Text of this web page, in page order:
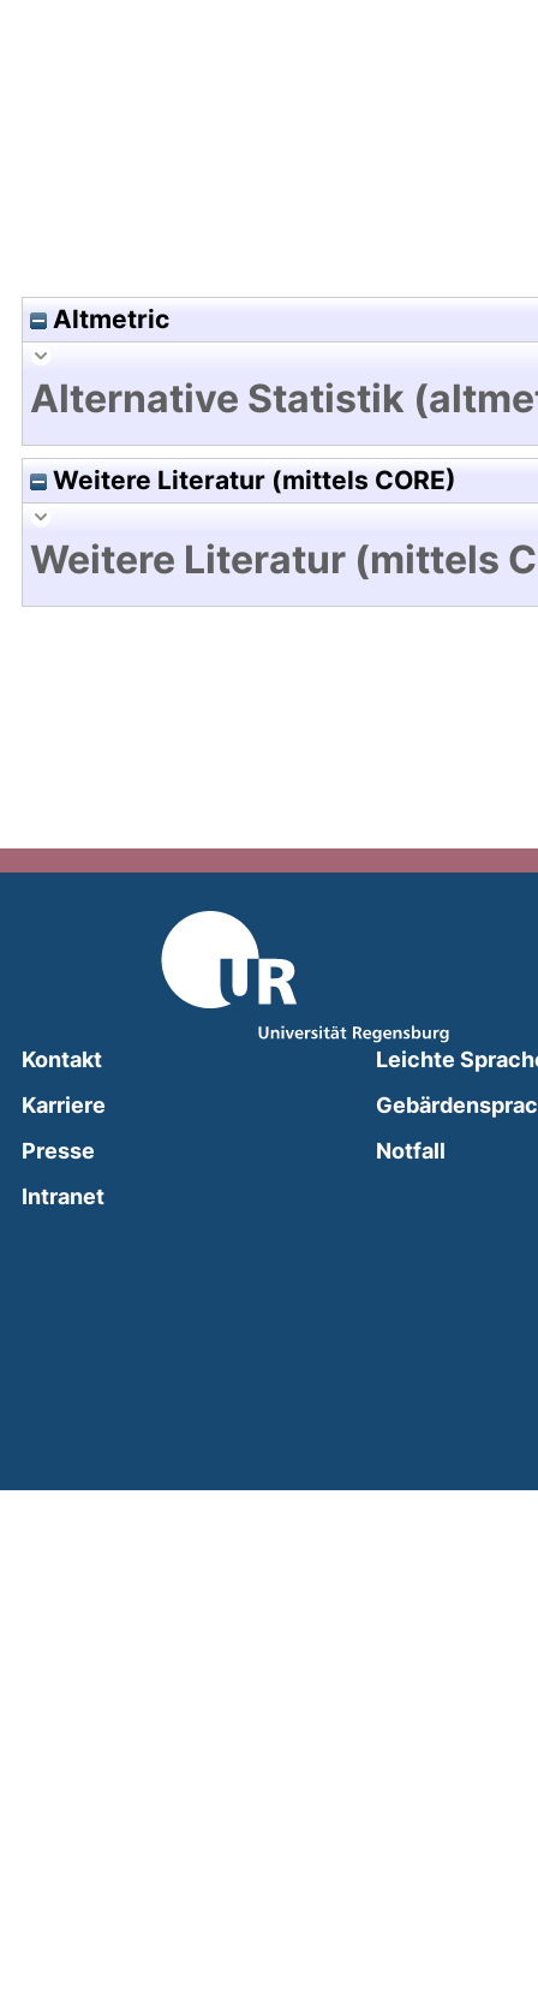
Altmetric
Alternative Statistik
Weitere Literatur (mittels CORE)
Weitere Literatur (mittels
Kontakt
Karriere
Presse
Intranet(external link, opens in a new window)
Leichte
Notfall